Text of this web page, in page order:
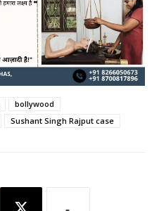
bollywood
Sushant Singh Rajput case